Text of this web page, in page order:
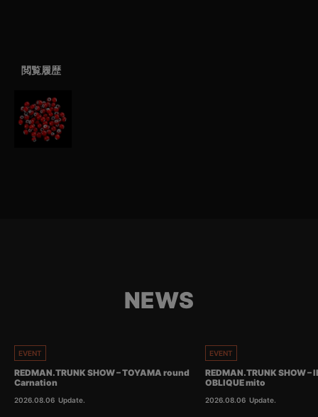
閲覧履歴
NEWS
EVENT
REDMAN.TRUNK SHOW – TOYAMA round
Carnation
2026.08.06 Update.
EVENT
REDMAN.TRUNK SHOW
OBLIQUE mito
2026.08.06 Update.